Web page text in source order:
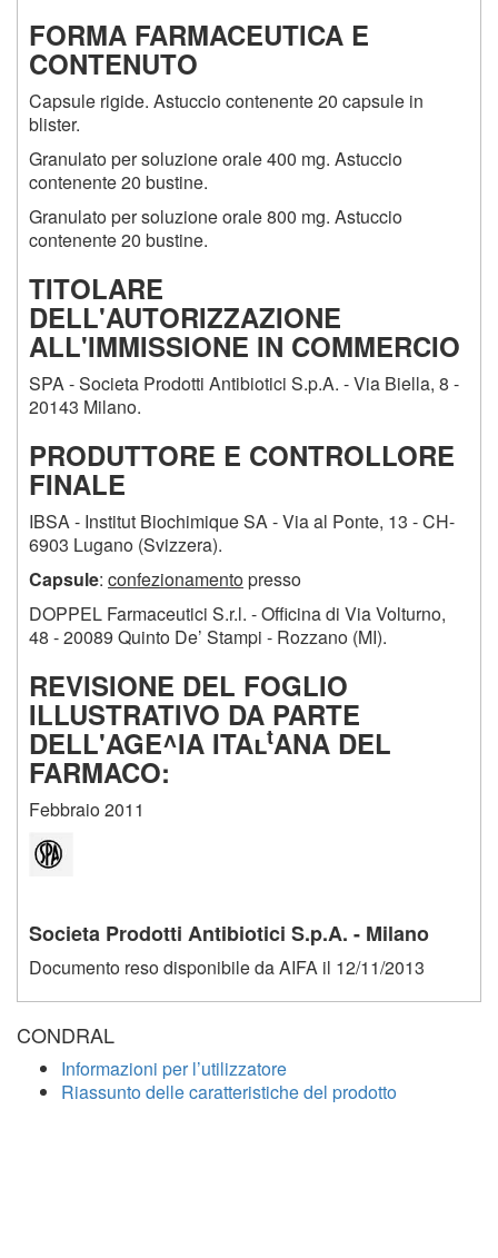
FORMA FARMACEUTICA E
CONTENUTO
Capsule rigide. Astuccio contenente 20 capsule in
blister.
Granulato per soluzione orale 400 mg. Astuccio
contenente 20 bustine.
Granulato per soluzione orale 800 mg. Astuccio
contenente 20 bustine.
TITOLARE
DELL'AUTORIZZAZIONE
ALL'IMMISSIONE IN COMMERCIO
SPA - Societa Prodotti Antibiotici S.p.A. - Via Biella, 8 -
20143 Milano.
PRODUTTORE E CONTROLLORE
FINALE
IBSA - Institut Biochimique SA - Via al Ponte, 13 - CH-
6903 Lugano (Svizzera).
Capsule: confezionamentopresso
DOPPEL Farmaceutici S.r.l. - Officina di Via Volturno,
48 - 20089 Quinto De’ Stampi - Rozzano (MI).
REVISIONE DEL FOGLIO
ILLUSTRATIVO DA PARTE
DELL'AGE^IA ITAltANA DEL
FARMACO:
Febbraio 2011
Societa Prodotti Antibiotici S.p.A. - Milano
Documento reso disponibile da AIFA il 12/11/2013
CONDRAL
Informazioni per l’utilizzatore
Riassunto delle caratteristiche del prodotto